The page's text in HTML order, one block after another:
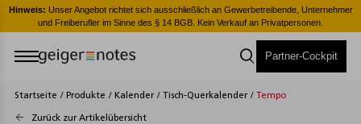
Hinweis: Unser Angebot richtet sich ausschließlich an Gewerbetreibende, Unternehmer
und Freiberufler im Sinne des § 14 BGB. Kein Verkauf an Privatpersonen.
Partner-Cockpit
Startseite / Produkte / Kalender / Tisch-Querkalender / Tempo
Zurück zur Artikelübersicht